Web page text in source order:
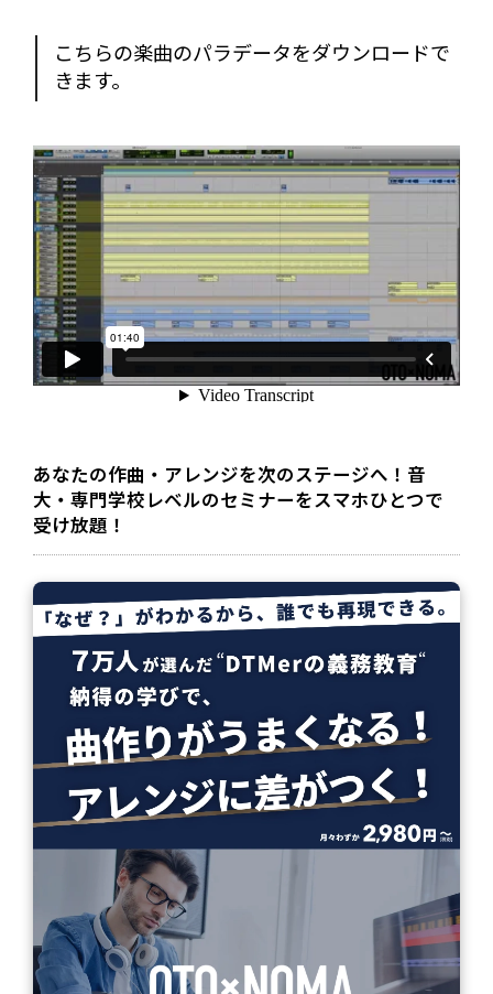
こちらの楽曲のパラデータをダウンロードで
きます。
あなたの作曲・アレンジを次のステージへ！音
大・専門学校レベルのセミナーをスマホひとつで
受け放題！